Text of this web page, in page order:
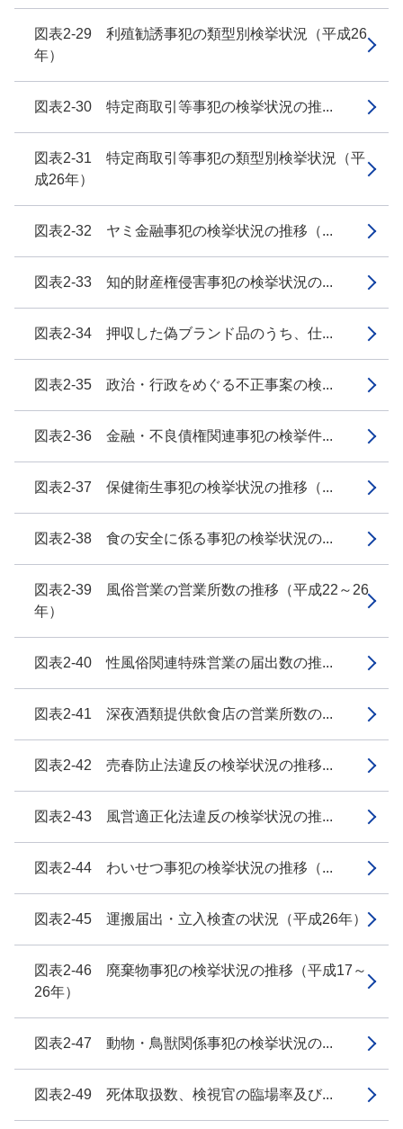
図表2-29 利殖勧誘事犯の類型別検挙状況（平成26
年）
図表2-30 特定商取引等事犯の検挙状況の推...
図表2-31 特定商取引等事犯の類型別検挙状況（平
成26年）
図表2-32 ヤミ金融事犯の検挙状況の推移（...
図表2-33 知的財産権侵害事犯の検挙状況の...
図表2-34 押収した偽ブランド品のうち、仕...
図表2-35 政治・行政をめぐる不正事案の検...
図表2-36 金融・不良債権関連事犯の検挙件...
図表2-37 保健衛生事犯の検挙状況の推移（...
図表2-38 食の安全に係る事犯の検挙状況の...
図表2-39 風俗営業の営業所数の推移（平成22～26
年）
図表2-40 性風俗関連特殊営業の届出数の推...
図表2-41 深夜酒類提供飲食店の営業所数の...
図表2-42 売春防止法違反の検挙状況の推移...
図表2-43 風営適正化法違反の検挙状況の推...
図表2-44 わいせつ事犯の検挙状況の推移（...
図表2-45 運搬届出・立入検査の状況（平成26年）
図表2-46 廃棄物事犯の検挙状況の推移（平成17～
26年）
図表2-47 動物・鳥獣関係事犯の検挙状況の...
図表2-49 死体取扱数、検視官の臨場率及び...